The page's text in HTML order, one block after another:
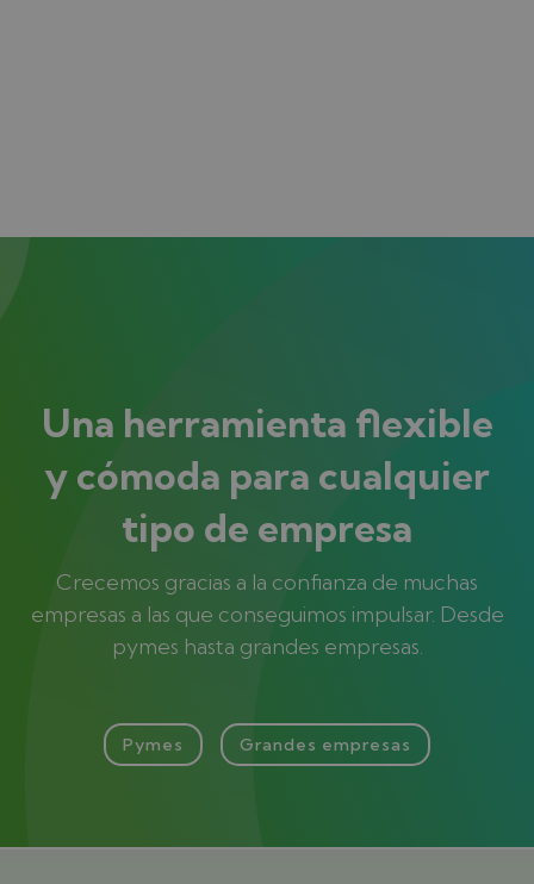
Una herramienta flexible
y cómoda para cualquier
tipo de empresa
Crecemos gracias a la confianza de muchas
empresas a las que conseguimos impulsar. Desde
pymes hasta grandes empresas.
Pymes Grandes empresas